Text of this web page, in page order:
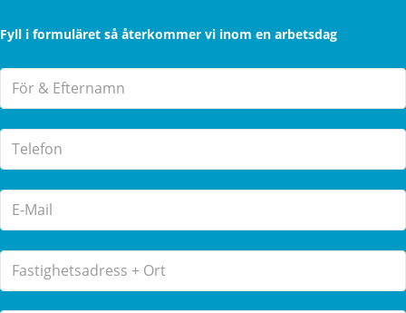
Fyll i formuläret så återkommer vi inom en arbetsdag